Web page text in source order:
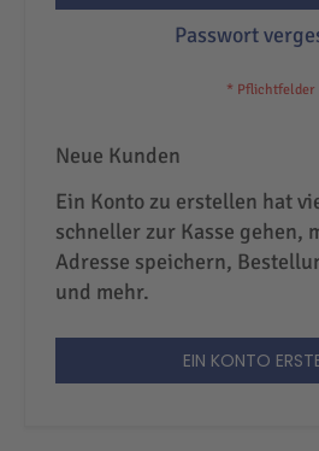
Passwort
Neue Kunden
Ein Konto zu erstellen hat
schneller zur Kasse gehen,
Adresse speichern,
und mehr.
EIN KONTO